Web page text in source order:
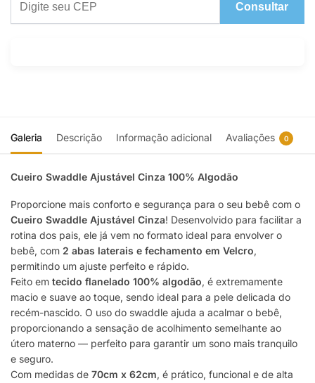
Consultar
Galeria Descrição Informação adicional Avaliações 0
Cueiro Swaddle Ajustável Cinza 100% Algodão
Proporcione mais conforto e segurança para o seu bebê com o
Cueiro Swaddle Ajustável Cinza! Desenvolvido para facilitar a
rotina dos pais, ele já vem no formato ideal para envolver o
bebê, com 2 abas laterais e fechamento em Velcro,
permitindo um ajuste perfeito e rápido.
Feito em tecido flanelado 100% algodão, é extremamente
macio e suave ao toque, sendo ideal para a pele delicada do
recém-nascido. O uso do swaddle ajuda a acalmar o bebê,
proporcionando a sensação de acolhimento semelhante ao
útero materno — perfeito para garantir um sono mais tranquilo
e seguro.
Com medidas de 70cm x 62cm, é prático, funcional e de alta